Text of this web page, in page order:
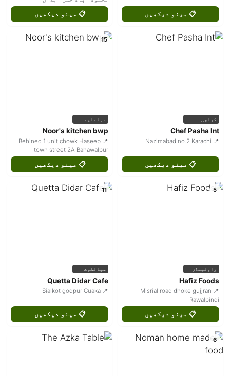
📋 مینو دیکھیں 📋 مینو دیکھیں
کراچی
Chef Pasha Int
📍 Nazimabad no.2 Karachi
📋 مینو دیکھیں
15
بہاولپور
Noor's kitchen bwp
📍 Behined 1 unit chowk Haseeb
town street 2A Bahawalpur
📋 مینو دیکھیں
5
راولپنڈی
Hafiz Foods
📍 Misrial road dhoke gujjran
Rawalpindi
📋 مینو دیکھیں
11
سیالکوٹ
Quetta Didar Cafe
📍 Sialkot godpur Cuaka
📋 مینو دیکھیں
6